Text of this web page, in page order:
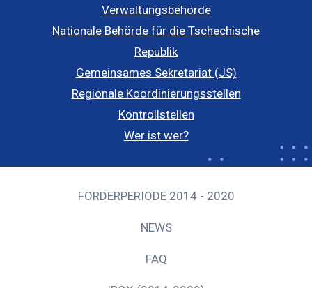
Verwaltungsbehörde
Nationale Behörde für die Tschechische
Republik
Gemeinsames Sekretariat (JS)
Regionale Koordinierungsstellen
Kontrollstellen
Wer ist wer?
FÖRDERPERIODE 2014 - 2020
NEWS
FAQ